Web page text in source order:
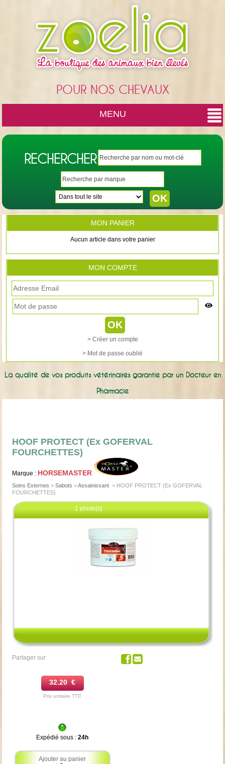
POUR NOS CHEVAUX
MENU
RECHERCHER
MON PANIER
Aucun article dans votre panier
MON COMPTE
> Créer un compte
> Mot de passe oublié
La qualité de vos produits vétérinaires garantie par un Docteur en
Pharmacie
HOOF PROTECT (Ex GOFERVAL
FOURCHETTES)
Marque : HORSEMASTER
Soins Externes > Sabots > Assainissant > HOOF PROTECT (Ex GOFERVAL
FOURCHETTES)
1 photo(s)
Partager sur
32.20 €
Prix unitaire TTC
Expédié sous :24h
Ajouter au panier